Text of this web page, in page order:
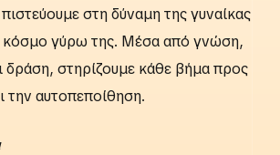
στη δύναμη της γυναίκας
κόσμο γύρω της. Μέσα από γνώση,
δράση, στηρίζουμε κάθε βήμα προς
την αυτοπεποίθηση.